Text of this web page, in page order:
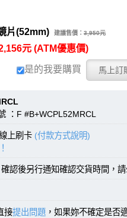
片(52mm) 建議售價： 3,950元
元 (ATM優惠價)
是的我要購買
F #B+WCPL52MRCL
上刷卡 (付款方式說明)
認後另行通知確認交貨時間，
接提出問題 ，如果妳不確定是否